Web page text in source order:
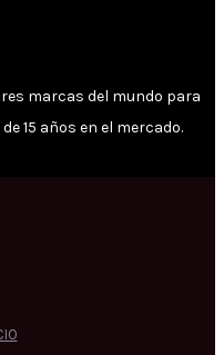
marcas del mundo para
15 años en el mercado.